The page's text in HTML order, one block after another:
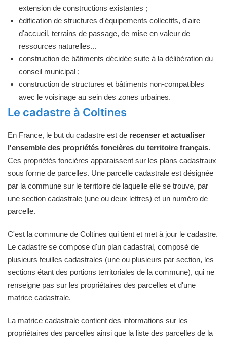
extension de constructions existantes ;
édification de structures d'équipements collectifs, d'aire
d'accueil, terrains de passage, de mise en valeur de
ressources naturelles...
construction de bâtiments décidée suite à la délibération du
conseil municipal ;
construction de structures et bâtiments non-compatibles
avec le voisinage au sein des zones urbaines.
Le cadastre à Coltines
En France, le but du cadastre est de recenser et actualiser
l'ensemble des propriétés foncières du territoire français.
Ces propriétés foncières apparaissent sur les plans cadastraux
sous forme de parcelles. Une parcelle cadastrale est désignée
par la commune sur le territoire de laquelle elle se trouve, par
une section cadastrale (une ou deux lettres) et un numéro de
parcelle.
C'est la commune de Coltines qui tient et met à jour le cadastre.
Le cadastre se compose d'un plan cadastral, composé de
plusieurs feuilles cadastrales (une ou plusieurs par section, les
sections étant des portions territoriales de la commune), qui ne
renseigne pas sur les propriétaires des parcelles et d'une
matrice cadastrale.
La matrice cadastrale contient des informations sur les
propriétaires des parcelles ainsi que la liste des parcelles de la